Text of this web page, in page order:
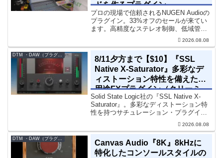
ドを作るプラグイン
プロの現場で信頼されるNUGEN Audioの
プラグイン。33%オフのセールが来てい
ます。高精度なステレオ制御、低域管
理、リバーブツールが揃っています。モ
ます。現在、全...
2026.08.08
8/11夕方まで【$10】『SSL
Native X-Saturator』多彩なデ
ィストーション特性を備えた多
用途FXプラグイン（クリーミ
ィ＆ウォームなサウンド）
Solid State Logic社の『SSL Native X-
Saturator』。多彩なディストーション特
性を持つサチュレーション・プラグイン
です。音楽制作者、エンジニアの間でも
評価の高い製品です。競合するサチュレ
2026.08.08
DTM ・DAW（プラグイン、シンセなど）のセール情報
Canvas Audio『8K』8kHzに
特化したコンソールスタイルの